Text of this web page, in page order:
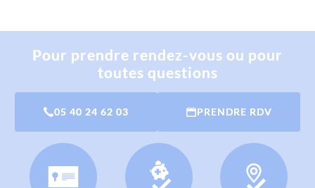
Pour prendre rendez-vous ou pour
toutes questions
05 40 24 62 03 PRENDRE RDV